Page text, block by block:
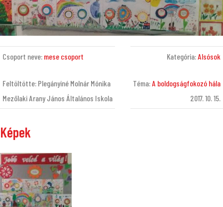
Csoport neve: mese csoport
Feltöltötte: Plegányiné Molnár Mónika
Mezőlaki Arany János Általános Iskola
Kategória:Alsósok
Téma:A boldogságfokozó hála
2017. 10. 15.
Képek